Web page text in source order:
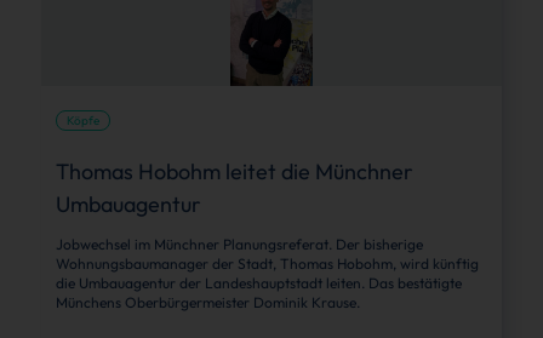
Köpfe
Thomas Hobohm leitet die Münchner
Umbauagentur
Jobwechsel im Münchner Planungsreferat. Der bisherige
Wohnungsbaumanager der Stadt, Thomas Hobohm, wird künftig
die Umbauagentur der Landeshauptstadt leiten. Das bestätigte
Münchens Oberbürgermeister Dominik Krause.